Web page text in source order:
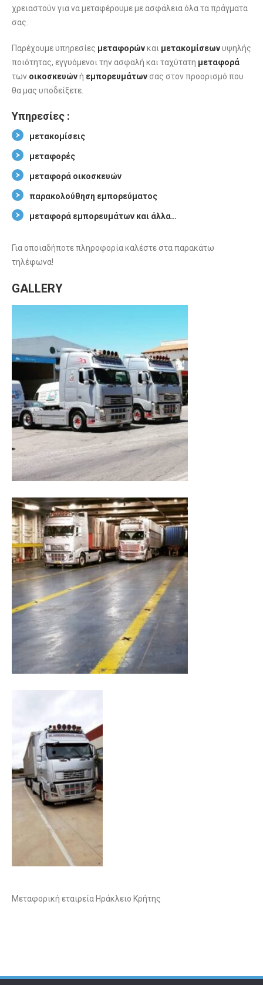
χρειαστούν για να μεταφέρουμε με ασφάλεια όλα τα πράγματα
σας.
Παρέχουμε υπηρεσίες μεταφορώνκαι μετακομίσεωνυψηλής
ποιότητας, εγγυόμενοι την ασφαλή και ταχύτατη μεταφορά
των οικοσκευώνή εμπορευμάτων σας στον προορισμό που
θα μας υποδείξετε.
Υπηρεσίες :
μετακομίσεις
μεταφορές
μεταφορά οικοσκευών
παρακολούθηση εμπορεύματος
μεταφορά εμπορευμάτων και άλλα…
Για οποιαδήποτε πληροφορία καλέστε στα παρακάτω
τηλέφωνα!
GALLERY
Μεταφορική εταιρεία Ηράκλειο Κρήτης